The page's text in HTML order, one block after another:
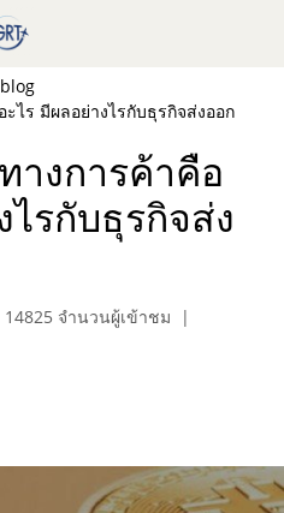
blog
ไร มีผลอย่างไรกับธุรกิจส่งออก
างการค้าคือ
ไรกับธุรกิจส่ง
14825 จำนวนผู้เข้าชม |